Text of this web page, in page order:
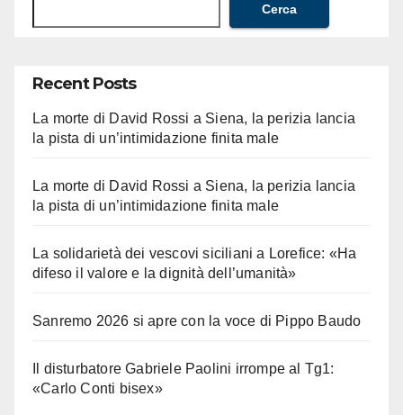
Cerca
Recent Posts
La morte di David Rossi a Siena, la perizia lancia
la pista di un’intimidazione finita male
La morte di David Rossi a Siena, la perizia lancia
la pista di un’intimidazione finita male
La solidarietà dei vescovi siciliani a Lorefice: «Ha
difeso il valore e la dignità dell’umanità»
Sanremo 2026 si apre con la voce di Pippo Baudo
Il disturbatore Gabriele Paolini irrompe al Tg1:
«Carlo Conti bisex»